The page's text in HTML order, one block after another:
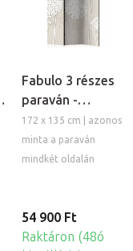
Fabulo 3 részes
paraván -
Virágos rét
172 x 135 cm | azonos
minta a paraván
mindkét oldalán
54 900 Ft
Raktáron (48ó